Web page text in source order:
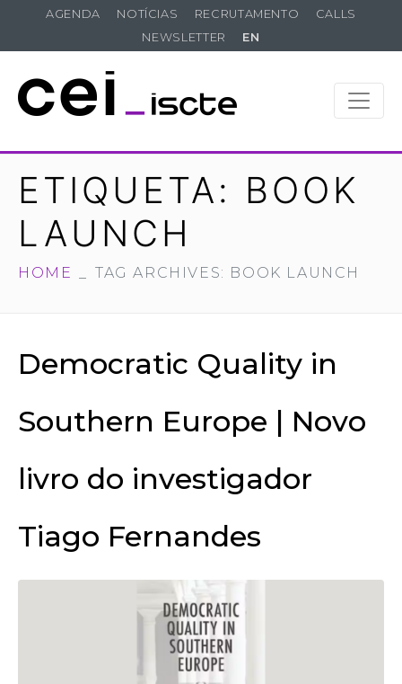
AGENDA NOTÍCIAS RECRUTAMENTO
CALLS
NEWSLETTER
EN
ETIQUETA: BOOK
LAUNCH
HOME TAG ARCHIVES: BOOK LAUNCH
Democratic Quality in
Southern Europe | Novo
livro do investigador
Tiago Fernandes